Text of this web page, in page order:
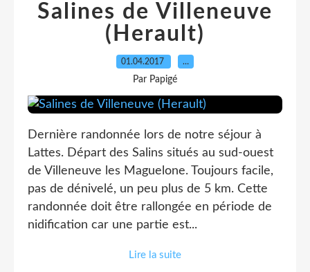
Salines de Villeneuve
(Herault)
01.04.2017 …
Par Papigé
Dernière randonnée lors de notre séjour à
Lattes. Départ des Salins situés au sud-ouest
de Villeneuve les Maguelone. Toujours facile,
pas de dénivelé, un peu plus de 5 km. Cette
randonnée doit être rallongée en période de
nidification car une partie est...
Lire la suite